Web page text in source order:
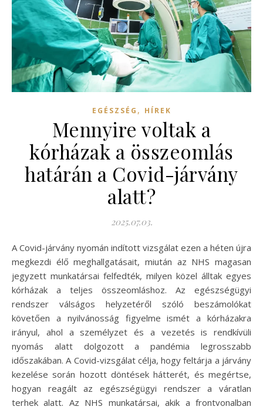
EGÉSZSÉG , HÍREK
Mennyire voltak a
kórházak a összeomlás
határán a Covid-járvány
alatt?
2025.07.03.
A Covid-járvány nyomán indított vizsgálat ezen a héten újra
megkezdi élő meghallgatásait, miután az NHS magasan
jegyzett munkatársai felfedték, milyen közel álltak egyes
kórházak a teljes összeomláshoz. Az egészségügyi
rendszer válságos helyzetéről szóló beszámolókat
követően a nyilvánosság figyelme ismét a kórházakra
irányul, ahol a személyzet és a vezetés is rendkívüli
nyomás alatt dolgozott a pandémia legrosszabb
időszakában. A Covid-vizsgálat célja, hogy feltárja a járvány
kezelése során hozott döntések hátterét, és megértse,
hogyan reagált az egészségügyi rendszer a váratlan
terhek alatt. Az NHS munkatársai, akik a frontvonalban